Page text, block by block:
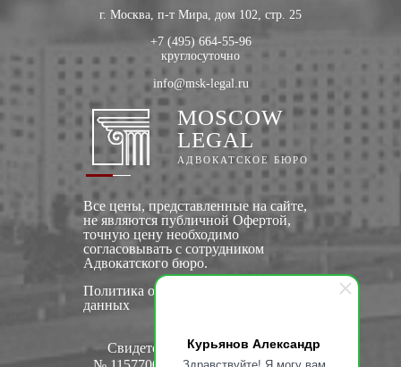
Курьянов Александр
MOSCOW
LEGAL
АДВОКАТСКОЕ БЮРО
Все цены, представленные на сайте,
не являются публичной Офертой,
точную цену необходимо
согласовывать с сотрудником
Адвокатского бюро.
Политика обработки персональных
данных
Свидетельство о регистрации:
г. Москва, п-т Мира, дом 102, стр. 25
+7 (495) 664-55-96
круглосуточно
info@msk-legal.ru